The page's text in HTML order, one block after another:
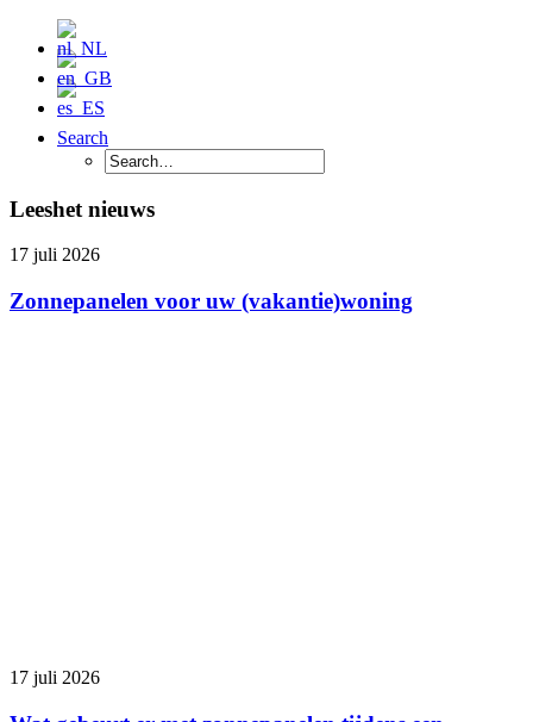
Search
Leeshet nieuws
17 juli 2026
Zonnepanelen voor uw (vakantie)woning
17 juli 2026